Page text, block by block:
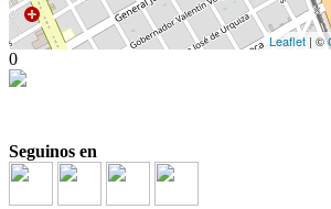
Leaflet | ©
0
Seguinos en